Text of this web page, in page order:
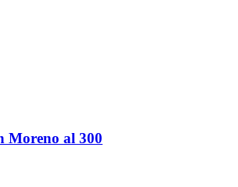
Moreno al 300